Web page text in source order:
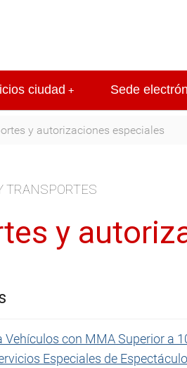
+
ciudad Sede
y autorizaciones especiales
TRANSPORTES
y
Vehículos con MMA Superior a
Especiales de